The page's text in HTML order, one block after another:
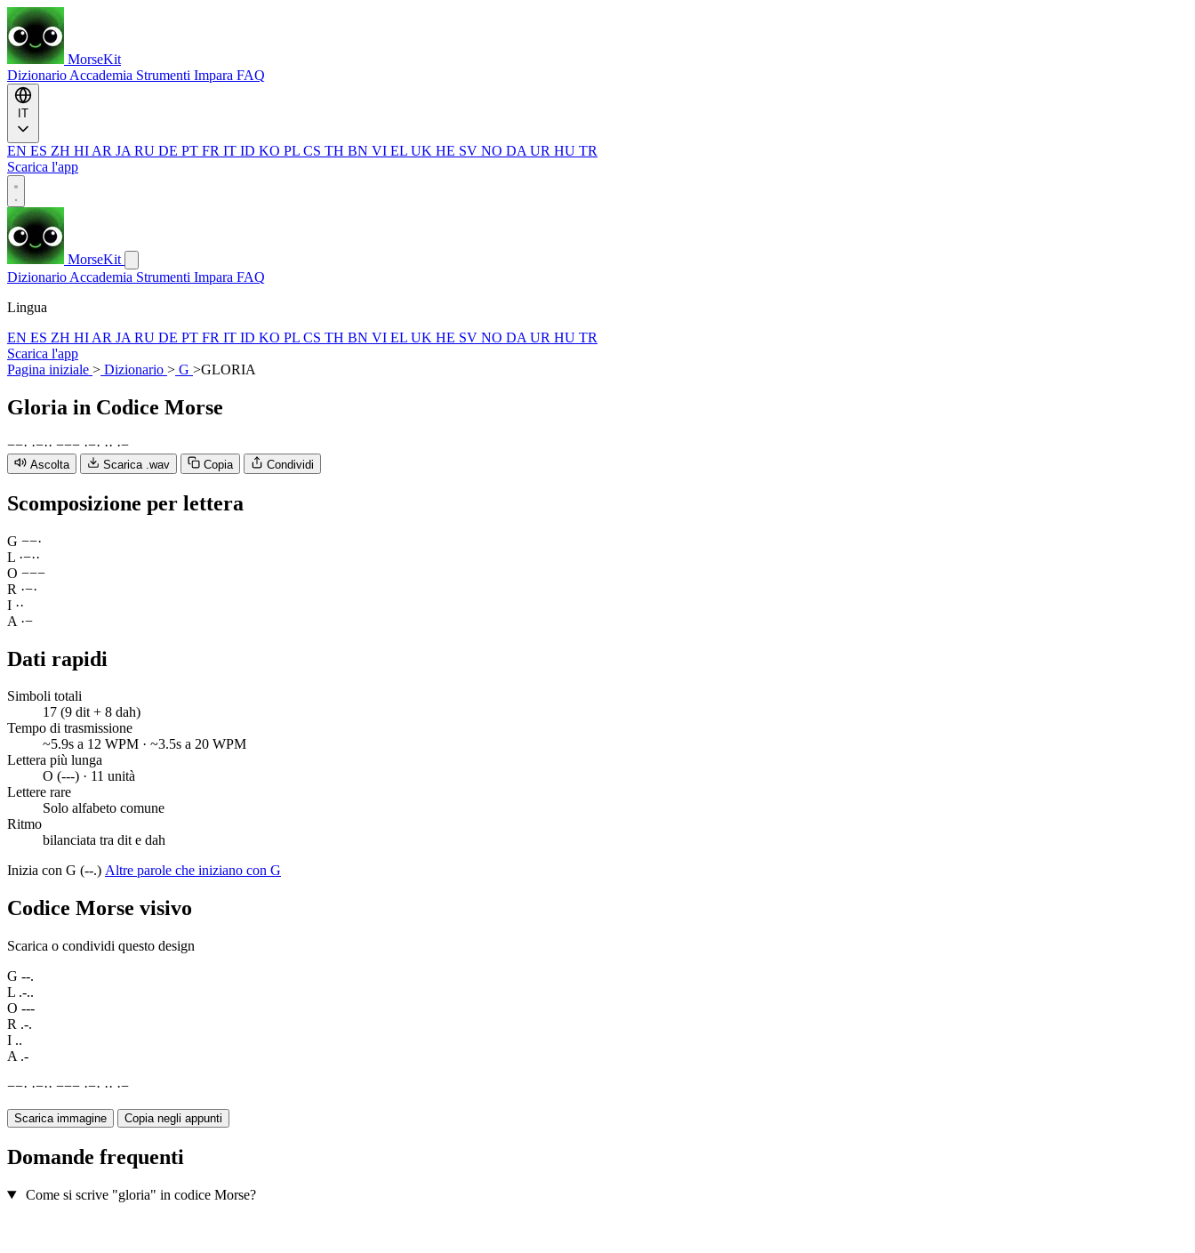
MorseKit
Dizionario Accademia Strumenti Impara FAQ
EN ES ZH HI AR JA RU DE PT FR IT ID KO PL CS TH BN VI EL UK HE SV NO DA UR HU TR
Scarica l'app
MorseKit
Dizionario Accademia Strumenti Impara FAQ
Lingua
EN ES ZH HI AR JA RU DE PT FR IT ID KO PL CS TH BN VI EL UK HE SV NO DA UR HU TR
Scarica l'app
Pagina iniziale > Dizionario > G >GLORIA
Gloria in Codice Morse
−−· ·−·· −−− ·−· ·· ·−
Ascolta Scarica .wav Copia Condividi
Scomposizione per lettera
G −−·
L ·−··
O −−−
R ·−·
I ··
A ·−
Dati rapidi
Simboli totali
17 (9 dit + 8 dah)
Tempo di trasmissione
~5.9s a 12 WPM · ~3.5s a 20 WPM
Lettera più lunga
O (---) · 11 unità
Lettere rare
Solo alfabeto comune
Ritmo
bilanciata tra dit e dah
Inizia con G (--.) Altre parole che iniziano con G
Codice Morse visivo
Scarica o condividi questo design
G --.
L .-..
O ---
R .-.
I ..
A .-
−−· ·−·· −−− ·−· ·· ·−
Scarica immagine Copia negli appunti
Domande frequenti
Come si scrive "gloria" in codice Morse?